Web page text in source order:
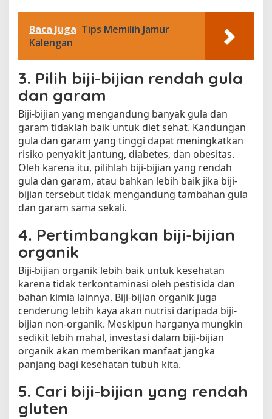
Baca Juga Tips Memilih Jamur
Kalengan
3. Pilih biji-bijian rendah gula
dan garam
Biji-bijian yang mengandung banyak gula dan
garam tidaklah baik untuk diet sehat. Kandungan
gula dan garam yang tinggi dapat meningkatkan
risiko penyakit jantung, diabetes, dan obesitas.
Oleh karena itu, pilihlah biji-bijian yang rendah
gula dan garam, atau bahkan lebih baik jika biji-
bijian tersebut tidak mengandung tambahan gula
dan garam sama sekali.
4. Pertimbangkan biji-bijian
organik
Biji-bijian organik lebih baik untuk kesehatan
karena tidak terkontaminasi oleh pestisida dan
bahan kimia lainnya. Biji-bijian organik juga
cenderung lebih kaya akan nutrisi daripada biji-
bijian non-organik. Meskipun harganya mungkin
sedikit lebih mahal, investasi dalam biji-bijian
organik akan memberikan manfaat jangka
panjang bagi kesehatan tubuh kita.
5. Cari biji-bijian yang rendah
gluten